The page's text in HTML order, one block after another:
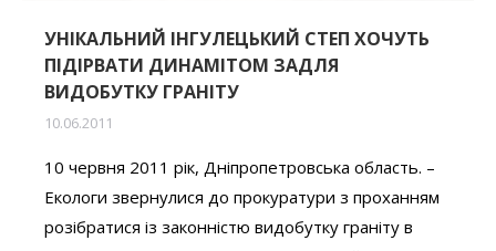
УНІКАЛЬНИЙ ІНГУЛЕЦЬКИЙ СТЕП ХОЧУТЬ
ПІДІРВАТИ ДИНАМІТОМ ЗАДЛЯ
ВИДОБУТКУ ГРАНІТУ
10.06.2011
10 червня 2011 рік, Дніпропетровська область. –
Екологи звернулися до прокуратури з проханням
розібратися із законністю видобутку граніту в